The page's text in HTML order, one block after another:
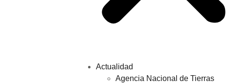
Actualidad
Agencia Nacional de Tierras